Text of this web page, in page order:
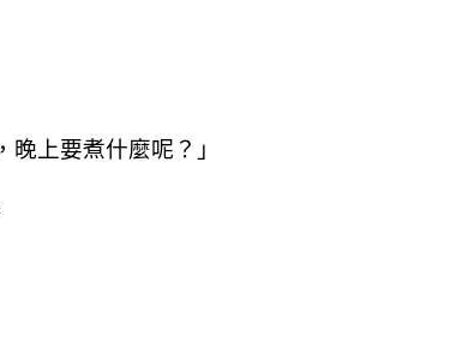
上要煮什麼呢？」